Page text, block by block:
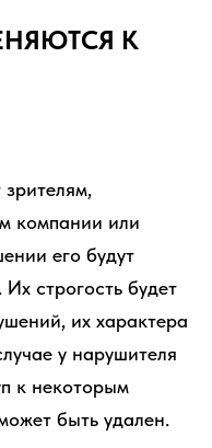
К
компании или
его будут
строгость будет
их характера
у нарушителя
к некоторым
быть удален.